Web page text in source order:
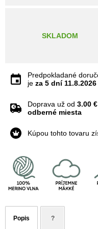
SKLADOM
Predpokladané
je za 5 dní 11.8.2026
Doprava už od 3.00 €
odberné miesta
Kúpou tohto tovaru
Popis ?